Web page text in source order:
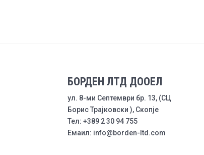
БОРДЕН ЛТД ДООЕЛ
ул. 8-ми Септември бр. 13, (СЦ
Борис Трајковски ), Скопје
Тел: +389 2 30 94 755
Емаил: info@borden-ltd.com